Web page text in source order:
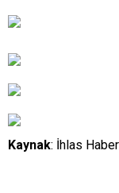
Kaynak: İhlas